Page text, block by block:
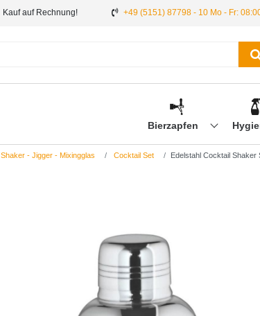
Kauf auf Rechnung! +49 (5151) 87798 - 10 Mo - Fr:
Bierzapfen
Shaker - Jigger - Mixingglas Cocktail Set Edelstahl Cocktail